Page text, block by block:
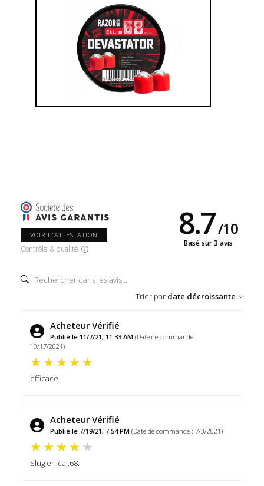
VOIR L'ATTESTATION
Contrôle & qualité
8.7/10
Basé sur 3 avis
Trier par date décroissante
Acheteur Vérifié
Publié le 11/7/21, 11:33 AM (Date de commande :
10/17/2021)
efficace
Acheteur Vérifié
Publié le 7/19/21, 7:54 PM (Date de commande : 7/3/2021)
Slug en cal.68.